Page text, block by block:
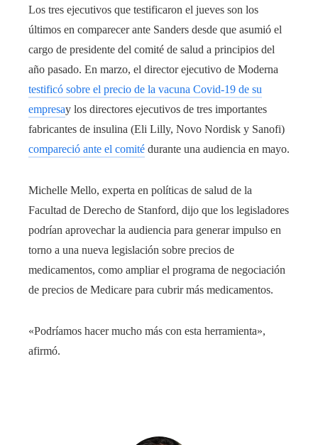
Los tres ejecutivos que testificaron el jueves son los
últimos en comparecer ante Sanders desde que asumió el
cargo de presidente del comité de salud a principios del
año pasado. En marzo, el director ejecutivo de Moderna
testificó sobre el precio de la vacuna Covid-19 de su
empresay los directores ejecutivos de tres importantes
fabricantes de insulina (Eli Lilly, Novo Nordisk y Sanofi)
compareció ante el comité durante una audiencia en mayo.
Michelle Mello, experta en políticas de salud de la
Facultad de Derecho de Stanford, dijo que los legisladores
podrían aprovechar la audiencia para generar impulso en
torno a una nueva legislación sobre precios de
medicamentos, como ampliar el programa de negociación
de precios de Medicare para cubrir más medicamentos.
«Podríamos hacer mucho más con esta herramienta»,
afirmó.